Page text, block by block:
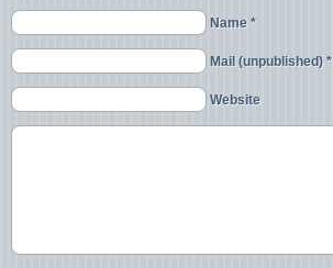
Name *
Mail (unpublished) *
Website